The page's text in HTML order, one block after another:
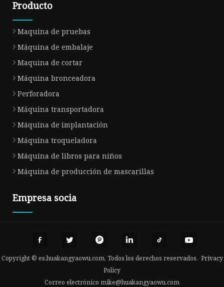
Producto
Maquina de pruebas
Máquina de embalaje
Maquina de cortar
Máquina bronceadora
Perforadora
Máquina transportadora
Máquina de implantación
Máquina troqueladora
Máquina de libros para niños
Máquina de producción de mascarillas
Empresa socia
Copyright © es.huakangyaowu.com, Todos los derechos reservados. Privacy
Policy
Correo electrónico mike@huakangyaowu.com